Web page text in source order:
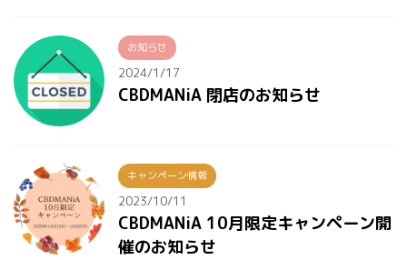
お知らせ
2024/1/17
CBDMANiA 閉店のお知らせ
キャンペーン情報
2023/10/11
CBDMANiA 10月限定キャンペーン開
催のお知らせ